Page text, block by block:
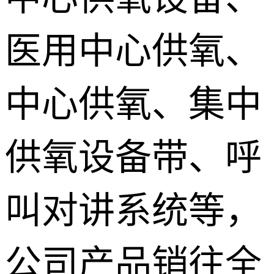
医用中心供氧、
中心供氧、集中
供氧设备带、呼
叫对讲系统等，
公司产品销往全